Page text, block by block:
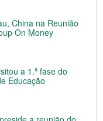
China na Reunião
On Money
a 1.ª fase do
Educação